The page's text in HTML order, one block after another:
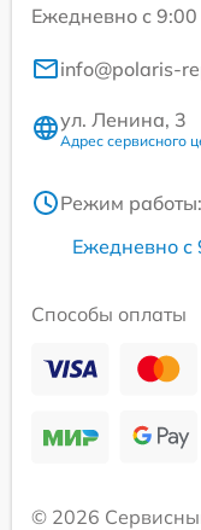
Ежедневно с
info@polaris-
ул. Ленина, 3
Адрес сервисного
Режим работы:
Ежедневно с
Способы оплаты
© 2026